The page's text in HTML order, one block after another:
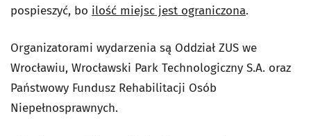
pospieszyć, bo ilość miejsc jest ograniczona.
Organizatorami wydarzenia są Oddział ZUS we
Wrocławiu, Wrocławski Park Technologiczny S.A. oraz
Państwowy Fundusz Rehabilitacji Osób
Niepełnosprawnych.